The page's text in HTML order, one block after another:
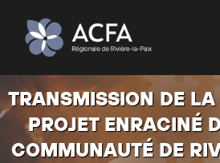
TRANSMISSION DE
PROJET ENRACINÉ
COMMUNAUTÉ DE